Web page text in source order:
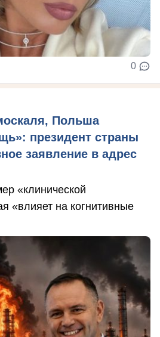
0
Польша
президент страны
заявление в адрес
«клинической
«влияет на когнитивные